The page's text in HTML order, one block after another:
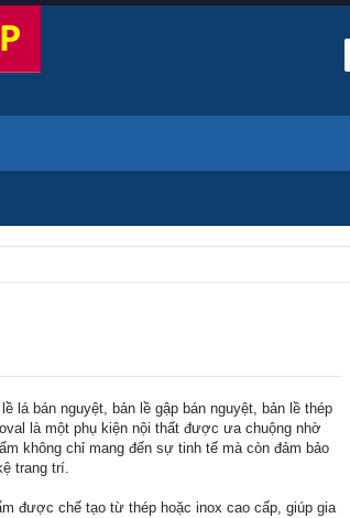
lá bán nguyệt, bản lề gập bán nguyệt, bản lề thép
là một phụ kiện nội thất được ưa chuộng nhờ
không chỉ mang đến sự tinh tế mà còn đảm bảo
trang trí.
được chế tạo từ thép hoặc inox cao cấp, giúp gia